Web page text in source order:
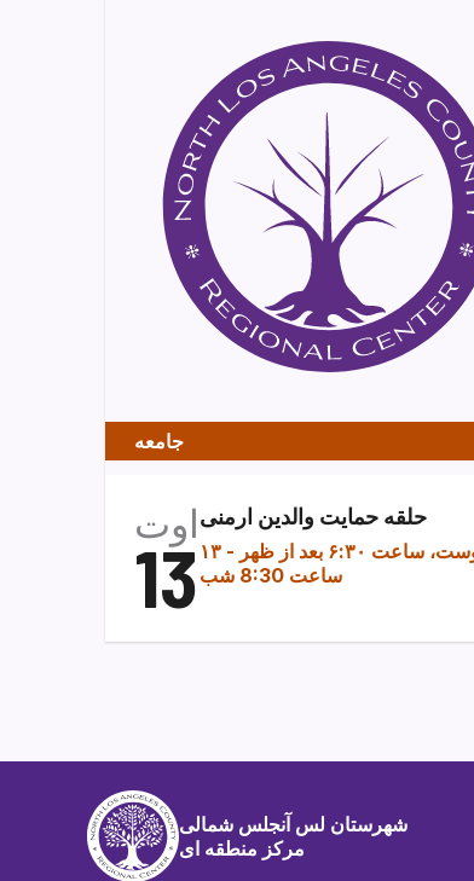
جامعه
اوت
13
حلقه حمایت والدین ارمنی
ساعت ۶:۳۰ بعد از ظهر
-
ساعت 8:30 شب
شهرستان لس آنجلس شمالی
مرکز منطقه ای